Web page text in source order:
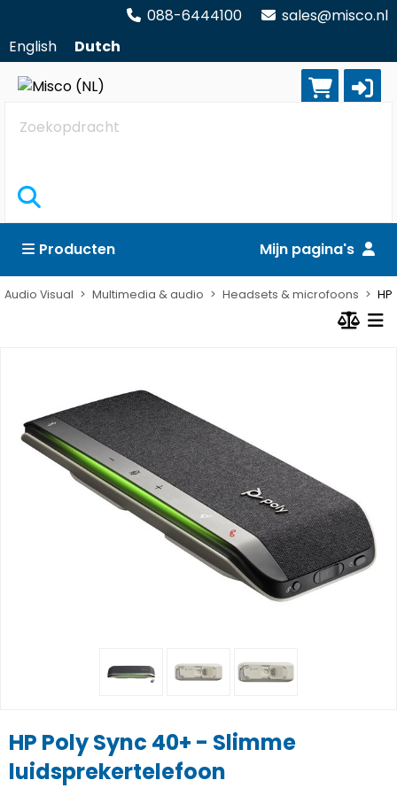
088-6444100
sales@misco.nl
English
Dutch
Zoekopdracht
Producten Mijn pagina's
Audio Visual Multimedia & audio Headsets & microfoons HP
HP Poly Sync 40+ - Slimme
luidsprekertelefoon